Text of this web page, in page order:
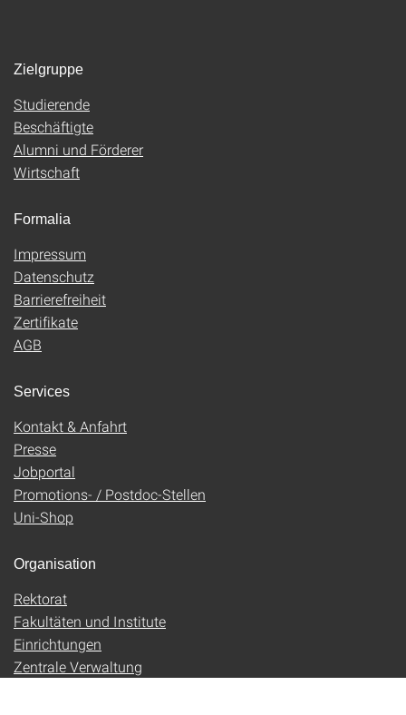
Zielgruppe
Studierende
Beschäftigte
Alumni und Förderer
Wirtschaft
Formalia
Impressum
Datenschutz
Barrierefreiheit
Zertifikate
AGB
Services
Kontakt & Anfahrt
Presse
Jobportal
Promotions- / Postdoc-Stellen
Uni-Shop
Organisation
Rektorat
Fakultäten und Institute
Einrichtungen
Zentrale Verwaltung